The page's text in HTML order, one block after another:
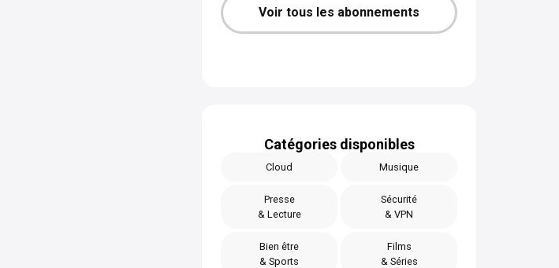
Voir tous les abonnements
Catégories disponibles
Cloud Musique
Presse
& Lecture
Sécurité
& VPN
Bien être
& Sports
Films
& Séries